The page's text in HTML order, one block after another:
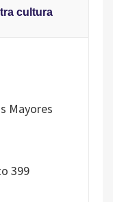
cultura
Mayores
399